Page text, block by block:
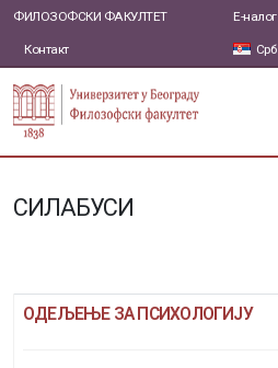
ФИЛОЗОФСКИ ФАКУЛТЕТ
Контакт
Е-налог
Срб
СИЛАБУСИ
ОДЕЉЕЊЕ ЗА ПСИХОЛОГИЈУ